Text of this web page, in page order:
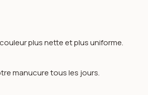
plus nette et plus uniforme.
manucure tous les jours.